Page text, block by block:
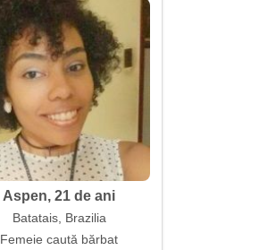
Aspen, 21 de ani
Batatais, Brazilia
Femeie caută bărbat